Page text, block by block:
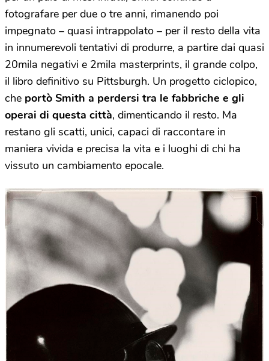
fotografare per due o tre anni, rimanendo poi
impegnato – quasi intrappolato – per il resto della vita
in innumerevoli tentativi di produrre, a partire dai quasi
20mila negativi e 2mila masterprints, il grande colpo,
il libro definitivo su Pittsburgh. Un progetto ciclopico,
che portò Smith a perdersi tra le fabbriche e gli
operai di questa città, dimenticando il resto. Ma
restano gli scatti, unici, capaci di raccontare in
maniera vivida e precisa la vita e i luoghi di chi ha
vissuto un cambiamento epocale.